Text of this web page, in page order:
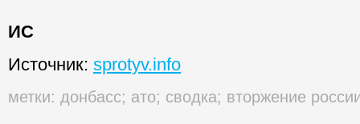
ИС
Источник: sprotyv.info
метки: донбасс; ато; сводка; вторжение